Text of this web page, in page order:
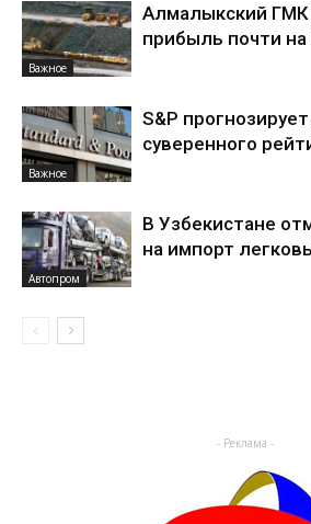
Важное
Алмалыкский ГМК
прибыль почти
Важное
S&P
суверенного
Автопром
В Узбекистане
на импорт
- Реклама -